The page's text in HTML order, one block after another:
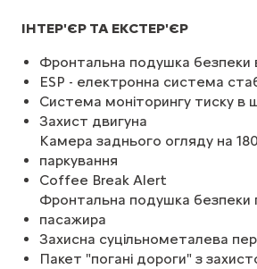
ІНТЕР'ЄР ТА ЕКСТЕР'ЄР
Фронтальна подушка безпеки
ESP - електронна система
Система моніторингу тиску в
Захист двигуна
Камера заднього огляду на
паркування
Coffee Break Alert
Фронтальна подушка безпеки
пасажира
Захисна суцільнометалева
Пакет "погані дороги" з